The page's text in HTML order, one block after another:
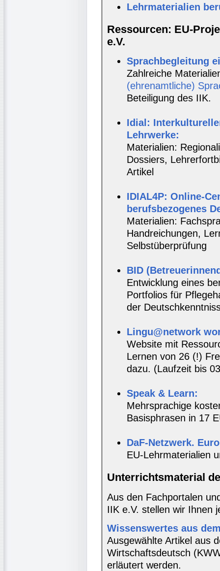
Lehrmaterialien
Ressourcen: EU-
e.V.
Sprachbegleitung
Zahlreiche
(ehrenamtliche)
Beteiligung des IIK.
Idial:
Lehrwerke:
Materialien:
Dossiers,
Artikel
IDIAL4P: Online-
berufsbezogenes
Materialien:
Handreichungen,
Selbstüberprüfung
BID
Entwicklung eines
Portfolios für
der
Lingu@network
Website mit
Lernen von 26 (!)
dazu. (Laufzeit bis
Speak & Learn:
Mehrsprachige
Basisphrasen in 17
DaF-Netzwerk.
EU-Lehrmaterialien
Unterrichtsmaterial
Aus den Fachportalen
IIK e.V. stellen wir Ihnen
Wissenswertes aus
Ausgewählte Artikel aus
Wirtschaftsdeutsch
erläutert werden.